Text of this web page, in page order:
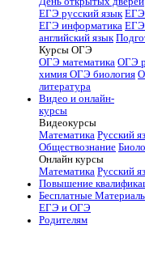
ЕГЭ русский язык ЕГЭ
ЕГЭ информатика ЕГЭ
английский язык
Курсы ОГЭ
ОГЭ математика ОГЭ
химия ОГЭ биология
литература
Видео и онлайн-
курсы
Видеокурсы
Математика Русский
Обществознание
Онлайн курсы
Математика Русский
Повышение
Бесплатные
ЕГЭ и ОГЭ
Родителям